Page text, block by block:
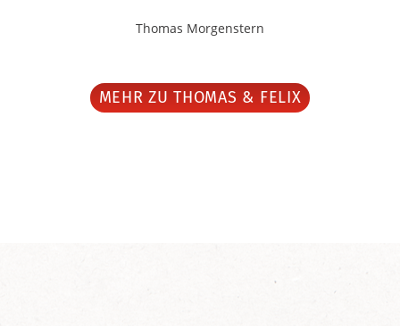
Thomas Morgenstern
MEHR ZU THOMAS & FELIX